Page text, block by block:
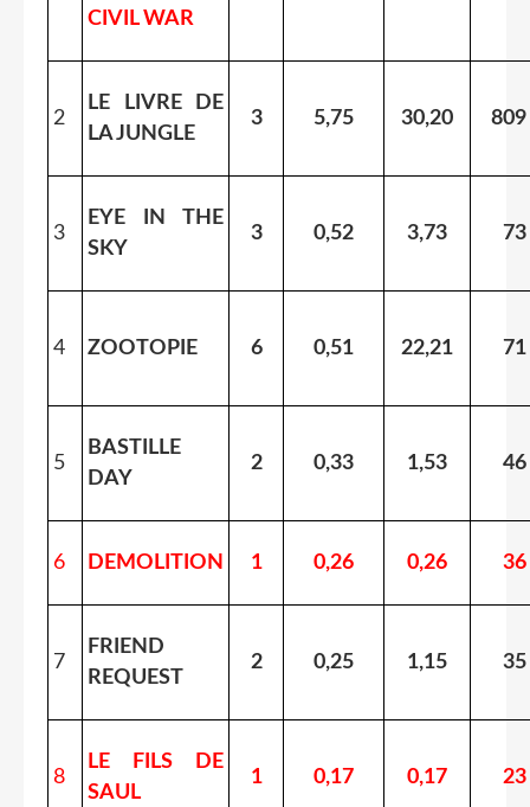
CIVIL WAR
2
LE LIVRE DE
LA JUNGLE
3 5,75 30,20 809
3
EYE IN THE
SKY
3 0,52 3,73
4 ZOOTOPIE 6 0,51 22,21
5
BASTILLE
DAY
2 0,33 1,53 46
6 DEMOLITION 1 0,26 0,26 36
7
FRIEND
REQUEST
2 0,25 1,15 35
8
LE FILS DE
SAUL
1 0,17 0,17 23